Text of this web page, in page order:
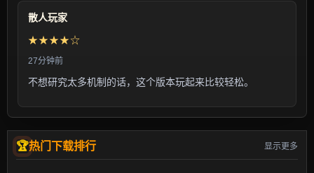
散人玩家
★★★★☆
27分钟前
不想研究太多机制的话，这个版本玩起来比较轻松。
热门下载排行 显示更多